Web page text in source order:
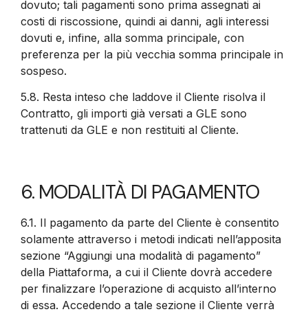
dovuto; tali pagamenti sono prima assegnati ai
costi di riscossione, quindi ai danni, agli interessi
dovuti e, infine, alla somma principale, con
preferenza per la più vecchia somma principale in
sospeso.
5.8. Resta inteso che laddove il Cliente risolva il
Contratto, gli importi già versati a GLE sono
trattenuti da GLE e non restituiti al Cliente.
6. MODALITÀ DI PAGAMENTO
6.1. Il pagamento da parte del Cliente è consentito
solamente attraverso i metodi indicati nell’apposita
sezione “Aggiungi una modalità di pagamento”
della Piattaforma, a cui il Cliente dovrà accedere
per finalizzare l’operazione di acquisto all’interno
di essa. Accedendo a tale sezione il Cliente verrà